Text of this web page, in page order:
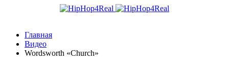
Главная
Видео
Wordsworth «Church»